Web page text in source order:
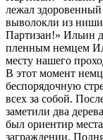
лежал
выволокли из
Партизан!» Ильин
пленным немцем
месту нашего
В этот момент
беспорядочную
всех за собой.
заметили два
был ориентир
заграждении.